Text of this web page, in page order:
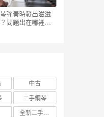
彈奏時發出滋滋
問題出在哪裡？
中古
二手鋼琴